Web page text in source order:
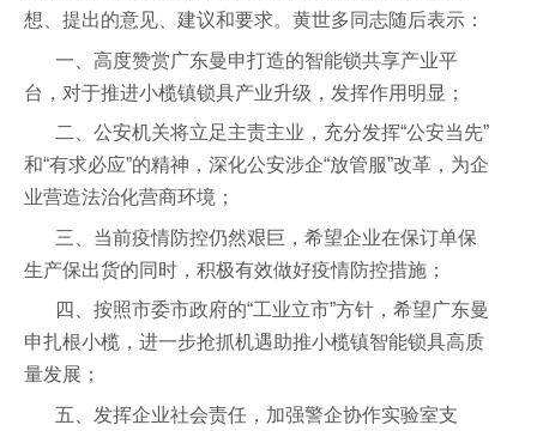
想、提出的意见、建议和要求。 黄世多同志随后表示：
一、高度赞赏广东曼申打造的智能锁共享产业平
台，对于推进小榄镇锁具产业升级，发挥作用明显；
二、公安机关将立足主责主业，充分发挥“公安当先”
和“有求必应”的精神，深化公安涉企“放管服”改革，为企
业营造法治化营商环境；
三、当前疫情防控仍然艰巨，希望企业在保订单保
生产保出货的同时，积极有效做好疫情防控措施；
四、按照市委市政府的“工业立市”方针，希望广东曼
申扎根小榄，进一步抢抓机遇助推小榄镇智能锁具高质
量发展；
五、发挥企业社会责任，加强警企协作实验室支